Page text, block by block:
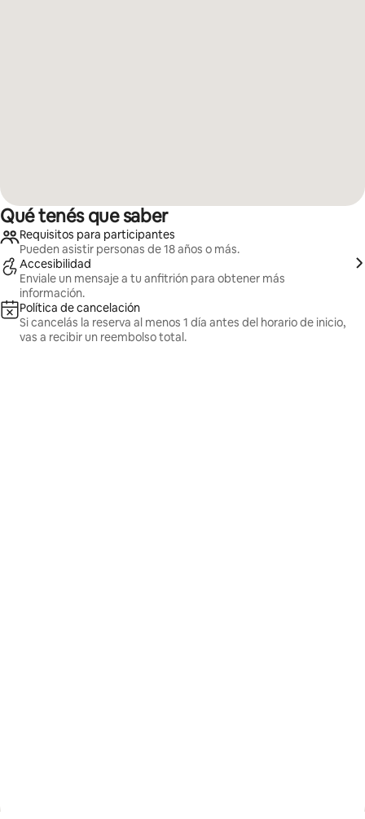
Qué tenés que saber
Requisitos para participantes
Pueden asistir personas de 18 años o más.
Accesibilidad
Enviale un mensaje a tu anfitrión para obtener más
información.
Política de cancelación
Si cancelás la reserva al menos 1 día antes del horario de inicio,
vas a recibir un reembolso total.